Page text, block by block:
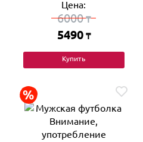
Цена:
6000₸
5490 ₸
Купить